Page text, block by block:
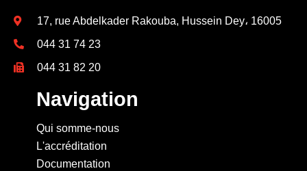
17, rue Abdelkader Rakouba, Hussein Dey، 16005
044 31 74 23
044 31 82 20
Navigation
Qui somme-nous
L'accréditation
Documentation